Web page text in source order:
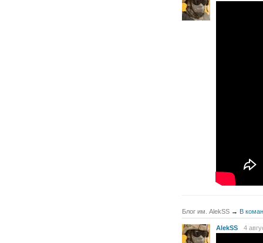
Блог им. AlekSS → В
AlekSS 4